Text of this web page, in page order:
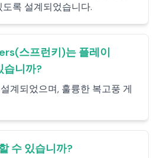
록 설계되었습니다.
스프런키)는 플레이
습니까?
계되었으며, 훌륭한 복고풍 게
수 있습니까?